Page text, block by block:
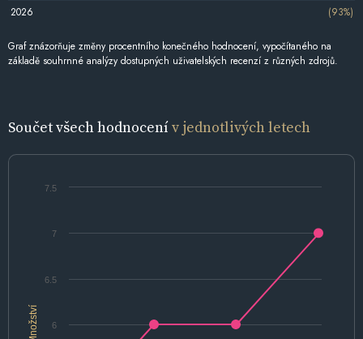
2026
(93%)
Graf znázorňuje změny procentního konečného hodnocení, vypočítaného na
základě souhrnné analýzy dostupných uživatelských recenzí z různých zdrojů.
Součet všech hodnocenív jednotlivých letech
Množství 6
6.5
7
7.5